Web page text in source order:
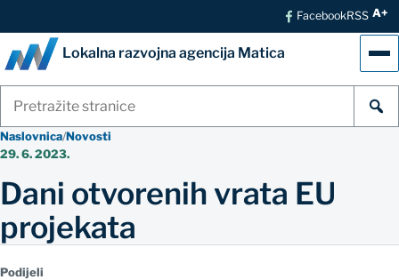
FacebookRSS A+
Lokalna razvojna agencija Matica
Naslovnica/Novosti
29. 6. 2023.
Dani otvorenih vrata EU
projekata
Podijeli